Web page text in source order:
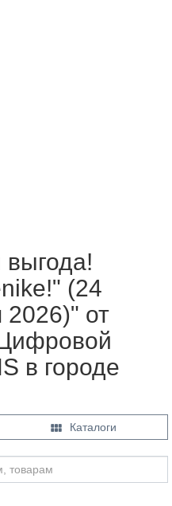
выгода!
(24
от
в городе
 Каталоги